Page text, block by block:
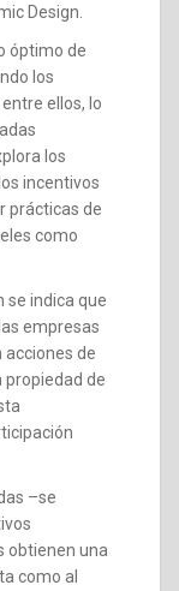
Design.
óptimo de
los
ellos, lo
los
incentivos
prácticas de
como
se indica que
empresas
de
propiedad de
–se
obtienen una
como al